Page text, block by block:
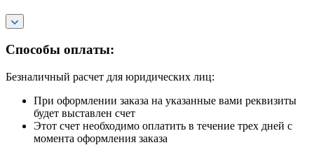
Способы оплаты:
Безналичный расчет для юридических лиц:
При оформлении заказа на указанные вами реквизиты
будет выставлен счет
Этот счет необходимо оплатить в течение трех дней с
момента оформления заказа